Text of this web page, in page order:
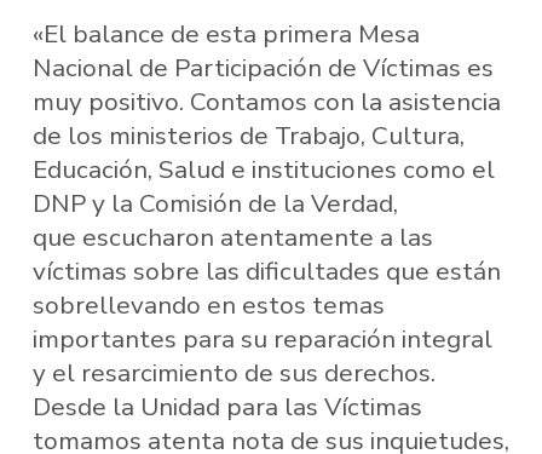
«El balance de esta primera Mesa
Nacional de Participación de Víctimas es
muy positivo. Contamos con la asistencia
de los ministerios de Trabajo, Cultura,
Educación, Salud e instituciones como el
DNP y la Comisión de la Verdad,
que escucharon atentamente a las
víctimas sobre las dificultades que están
sobrellevando en estos temas
importantes para su reparación integral
y el resarcimiento de sus derechos.
Desde la Unidad para las Víctimas
tomamos atenta nota de sus inquietudes,